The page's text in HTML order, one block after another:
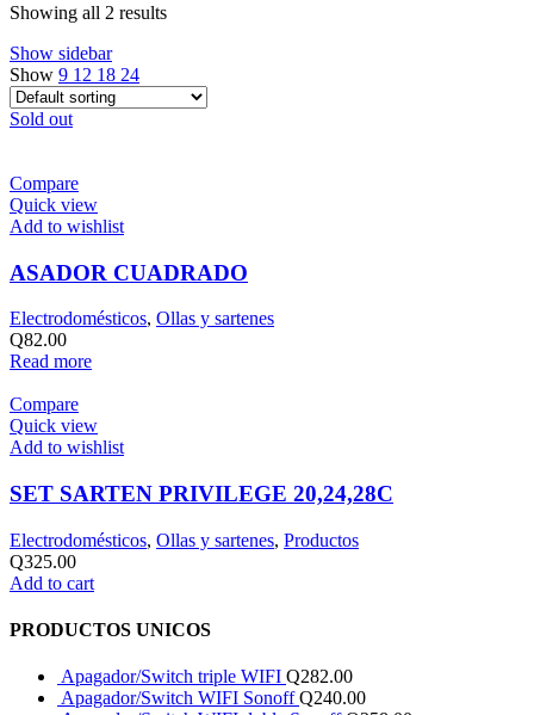
Showing all 2 results
Show sidebar
Show 9 12 18 24
Sold out
Compare
Quick view
Add to wishlist
ASADOR CUADRADO
Electrodomésticos, Ollas y sartenes
Q82.00
Read more
Compare
Quick view
Add to wishlist
SET SARTEN PRIVILEGE 20,24,28C
Electrodomésticos, Ollas y sartenes, Productos
Q325.00
Add to cart
PRODUCTOS UNICOS
Apagador/Switch triple WIFI Q282.00
Apagador/Switch WIFI SonoffQ240.00